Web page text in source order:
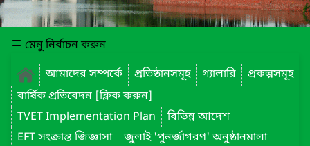
মেনু নির্বাচন করুন
আমাদের সম্পর্কে
প্রতিষ্ঠানসমূহ গ্যালারি
প্রকল্পসমূহ
বার্ষিক প্রতিবেদন [ক্লিক করুন]
TVET Implementation Plan
বিভিন্ন আদেশ
EFT সংক্রান্ত জিজ্ঞাসা
জুলাই 'পুনর্জাগরণ' অনুষ্ঠানমালা